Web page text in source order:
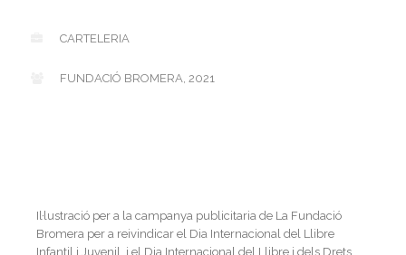
CARTELERIA
FUNDACIÓ BROMERA, 2021
Il·lustració per a la campanya publicitaria de La Fundació
Bromera per a reivindicar el Dia Internacional del Llibre
Infantil i Juvenil, i el Dia Internacional del Llibre i dels Drets